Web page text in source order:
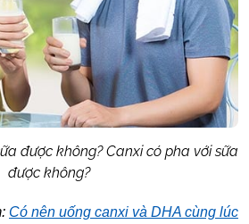
được không? Canxi có pha với sữa
được không?
Có nên uống canxi và DHA cùng lúc